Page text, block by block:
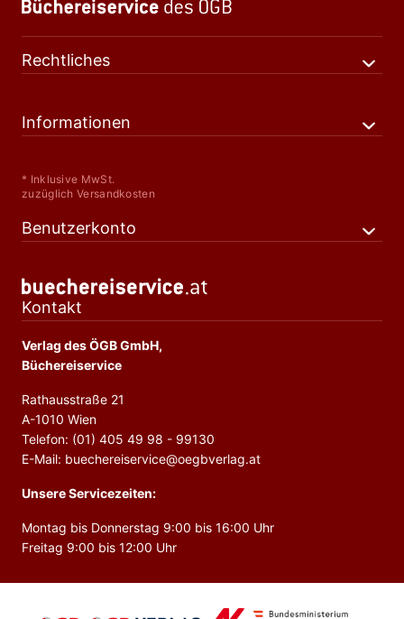
Rechtliches
Informationen
* Inklusive MwSt.
zuzüglich Versandkosten
Benutzerkonto
Kontakt
Verlag des ÖGB GmbH,
Büchereiservice
Rathausstraße 21
A-1010 Wien
Telefon: (01) 405 49 98 - 99130
E-Mail: buechereiservice@oegbverlag.at
Unsere Servicezeiten:
Montag bis Donnerstag 9:00 bis 16:00 Uhr
Freitag 9:00 bis 12:00 Uhr